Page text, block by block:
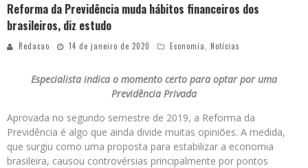
Reforma da Previdência muda hábitos financeiros dos
brasileiros, diz estudo
Redacao 14 de janeiro de 2020 Economia Notícias
Especialista indica o momento certo para optar por uma
Previdência Privada
Aprovada no segundo semestre de 2019, a Reforma da
Previdência é algo que ainda divide muitas opiniões. A medida,
que surgiu como uma proposta para estabilizar a economia
brasileira, causou controvérsias principalmente por pontos